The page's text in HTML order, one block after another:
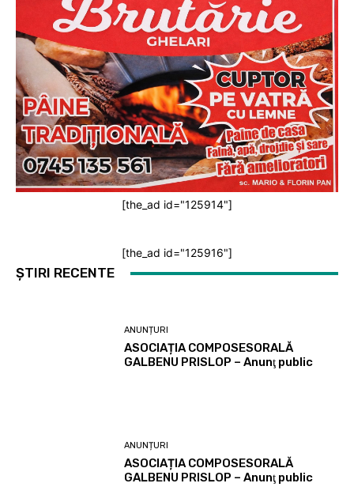
[the_ad id="125914"]
[the_ad id="125916"]
ȘTIRI RECENTE
ANUNȚURI
ASOCIAȚIA COMPOSESORALĂ
GALBENU PRISLOP – Anunţ public
ANUNȚURI
ASOCIAȚIA COMPOSESORALĂ
GALBENU PRISLOP – Anunţ public